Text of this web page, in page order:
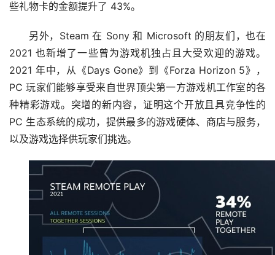
些礼物卡的金额提升了 43%。
另外，Steam 在 Sony 和 Microsoft 的朋友们，也在
2021 也新增了一些曾为游戏机独占且大受欢迎的游戏。
2021 年中，从《Days Gone》到《Forza Horizon 5》，
PC 玩家们能够享受来自世界顶尖第一方游戏机工作室的各
种精彩游戏。突增的新内容，证明这个开放且具竞争性的
PC 生态系统的成功，提供最多的游戏硬体、商店与服务，
以及游戏选择供玩家们挑选。